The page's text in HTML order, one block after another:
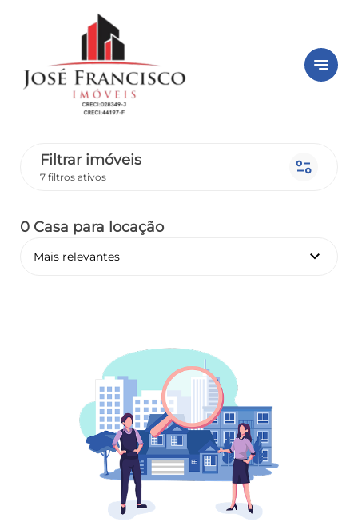
notes
Filtrar imóveis
7 filtros ativos page_info
0 Casa para locação
Mais relevantes keyboard_arrow_down